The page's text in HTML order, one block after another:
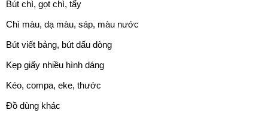
Bút chì, gọt chì, tẩy
Chì màu, dạ màu, sáp, màu nước
Bút viết bảng, bút dấu dòng
Kẹp giấy nhiều hình dáng
Kéo, compa, eke, thước
Đồ dùng khác